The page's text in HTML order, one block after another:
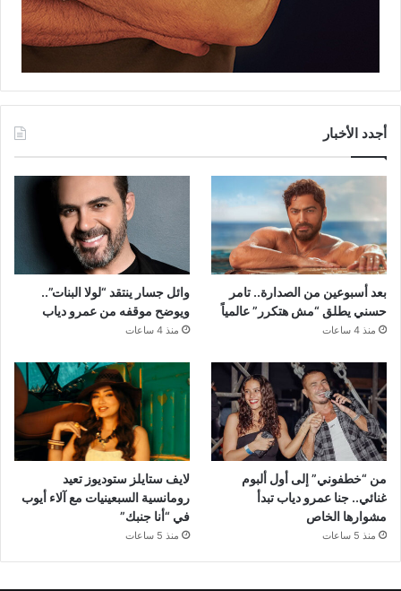
أجدد الأخبار
بعد أسبوعين من الصدارة.. تامر
حسني يطلق “مش هتكرر” عالمياً
منذ 4 ساعات
وائل جسار ينتقد “لولا البنات”..
ويوضح موقفه من عمرو دياب
منذ 4 ساعات
من “خطفوني” إلى أول ألبوم
غنائي.. جنا عمرو دياب تبدأ
مشوارها الخاص
منذ 5 ساعات
لايف ستايلز ستوديوز تعيد
رومانسية السبعينيات مع آلاء أيوب
في “أنا جنبك”
منذ 5 ساعات